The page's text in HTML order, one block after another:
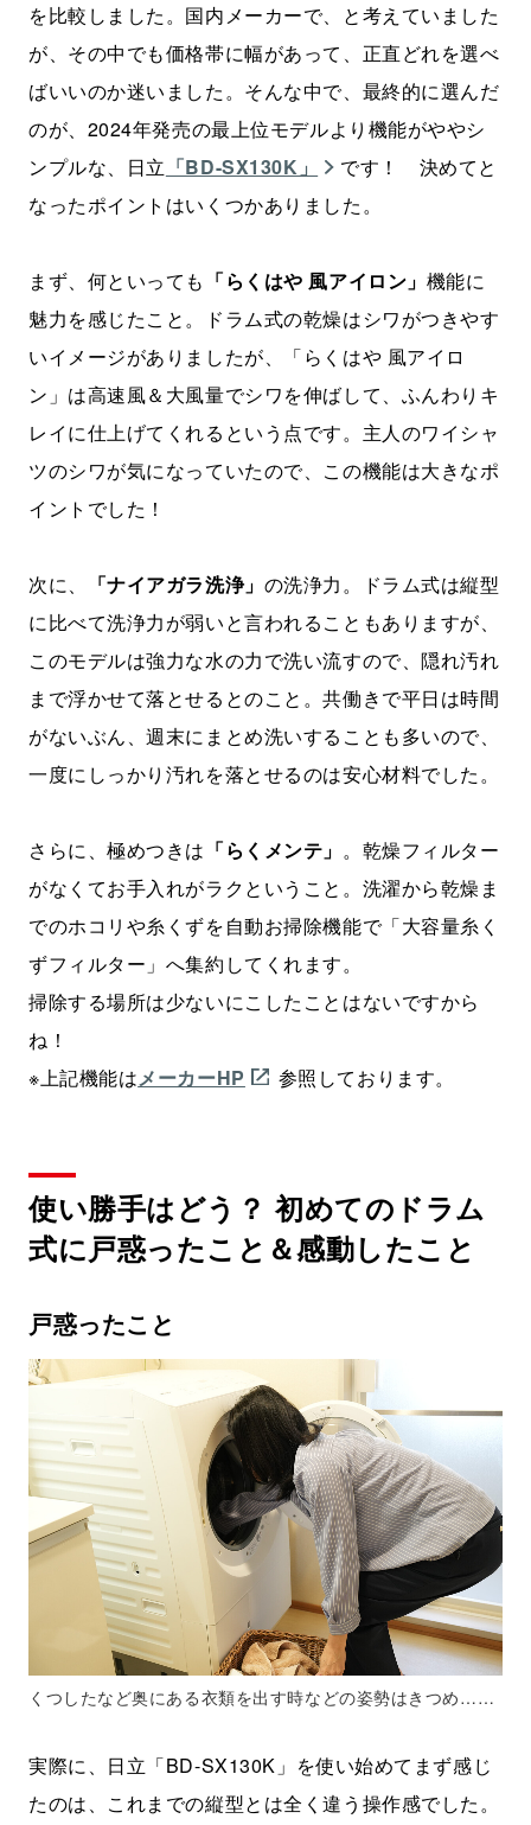
を比較しました。国内メーカーで、と考えていました
が、その中でも価格帯に幅があって、正直どれを選べ
ばいいのか迷いました。そんな中で、最終的に選んだ
のが、2024年発売の最上位モデルより機能がややシ
ンプルな、日立 「BD-SX130K」
です！ 決めてと
なったポイントはいくつかありました。
まず、何といっても 「らくはや 風アイロン」 機能に
魅力を感じたこと。ドラム式の乾燥はシワがつきやす
いイメージがありましたが、「らくはや 風アイロ
ン」は高速風＆大風量でシワを伸ばして、ふんわりキ
レイに仕上げてくれるという点です。主人のワイシャ
ツのシワが気になっていたので、この機能は大きなポ
イントでした！
次に、 「ナイアガラ洗浄」 の洗浄力。ドラム式は縦型
に比べて洗浄力が弱いと言われることもありますが、
このモデルは強力な水の力で洗い流すので、隠れ汚れ
まで浮かせて落とせるとのこと。共働きで平日は時間
がないぶん、週末にまとめ洗いすることも多いので、
一度にしっかり汚れを落とせるのは安心材料でした。
さらに、極めつきは 「らくメンテ」 。乾燥フィルター
がなくてお手入れがラクということ。洗濯から乾燥ま
でのホコリや糸くずを自動お掃除機能で「大容量糸く
ずフィルター」へ集約してくれます。
掃除する場所は少ないにこしたことはないですから
ね！
※上記機能はメーカーHP 参照しております。
使い勝手はどう？ 初めてのドラム
式に戸惑ったこと＆感動したこと
戸惑ったこと
くつしたなど奥にある衣類を出す時などの姿勢はきつめ……
実際に、日立「BD-SX130K」を使い始めてまず感じ
たのは、これまでの縦型とは全く違う操作感でした。